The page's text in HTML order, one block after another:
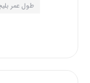
طول عمر